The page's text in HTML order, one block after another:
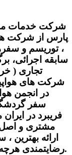
شرکت خدمات
پارس از شرکت
سابقه اجرائی،
تجاری (
شرکت های
در انجمن
سفر
فریبرد در
مشتری و اصل
ارائه
رضایتمندی هرچه بیشتر مشتریان خود به کار بسته است.